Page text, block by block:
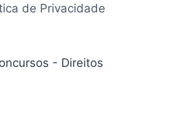
de Privacidade
- Direitos